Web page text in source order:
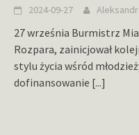
2024-09-27
27 września Burmistrz
Rozpara, zainicjował
stylu życia wśród
dofinansowanie [...]